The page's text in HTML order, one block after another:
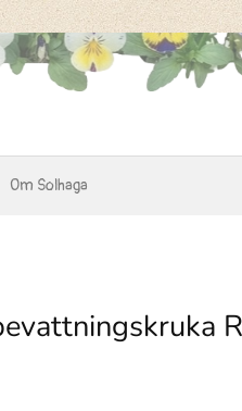
Om Solhaga